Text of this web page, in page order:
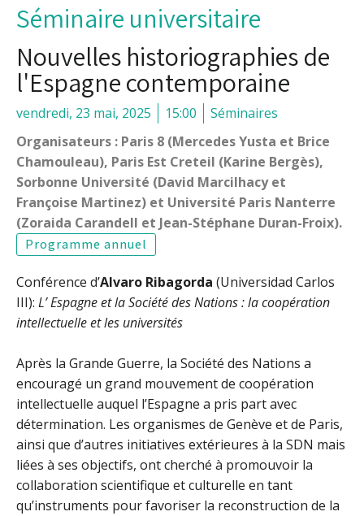
Séminaire universitaire
Nouvelles historiographies de
l'Espagne contemporaine
vendredi, 23 mai, 2025 15:00
Séminaires
Organisateurs : Paris 8 (Mercedes Yusta et Brice
Chamouleau), Paris Est Creteil (Karine Bergès),
Sorbonne Université (David Marcilhacy et
Françoise Martinez) et Université Paris Nanterre
(Zoraida Carandell et Jean-Stéphane Duran-Froix).
Programme annuel
Conférence d’Alvaro Ribagorda (Universidad Carlos
III): L’ Espagne et la Société des Nations : la coopération
intellectuelle et les universités
Après la Grande Guerre, la Société des Nations a
encouragé un grand mouvement de coopération
intellectuelle auquel l’Espagne a pris part avec
détermination. Les organismes de Genève et de Paris,
ainsi que d’autres initiatives extérieures à la SDN mais
liées à ses objectifs, ont cherché à promouvoir la
collaboration scientifique et culturelle en tant
qu’instruments pour favoriser la reconstruction de la